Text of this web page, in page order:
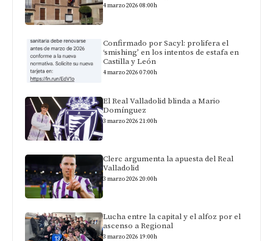
4 marzo 2026 08:00h
Confirmado por Sacyl: prolifera el
‘smishing’ en los intentos de estafa en
Castilla y León
4 marzo 2026 07:00h
El Real Valladolid blinda a Mario
Domínguez
3 marzo 2026 21:00h
Clerc argumenta la apuesta del Real
Valladolid
3 marzo 2026 20:00h
Lucha entre la capital y el alfoz por el
ascenso a Regional
3 marzo 2026 19:00h